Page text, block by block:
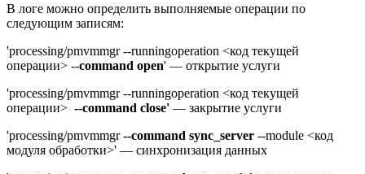
В логе можно определить выполняемые операции по
следующим записям:
'processing/pmvmmgr --runningoperation <код текущей
операции> --command open' — открытие услуги
'processing/pmvmmgr --runningoperation <код текущей
операции> --command close' — закрытие услуги
'processing/pmvmmgr--command sync_server --module <код
модуля обработки>' — синхронизация данных